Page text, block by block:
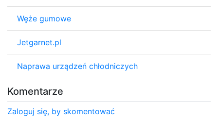
Węże gumowe
Jetgarnet.pl
Naprawa urządzeń chłodniczych
Komentarze
Zaloguj się, by skomentować